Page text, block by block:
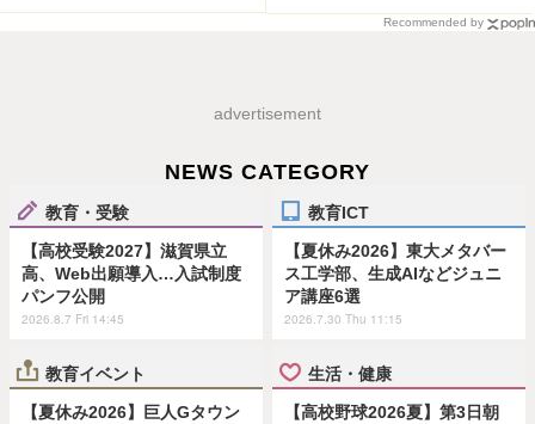
Recommended by
advertisement
NEWS CATEGORY
教育・受験
【高校受験2027】滋賀県立
高、Web出願導入…入試制度
パンフ公開
2026.8.7 Fri 14:45
教育ICT
【夏休み2026】東大メタバー
ス工学部、生成AIなどジュニ
ア講座6選
2026.7.30 Thu 11:15
教育イベント
【夏休み2026】巨人Gタウン
生活・健康
【高校野球2026夏】第3日朝